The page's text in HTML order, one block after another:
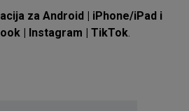
za Android iPhone/iPad i
Instagram TikTok.